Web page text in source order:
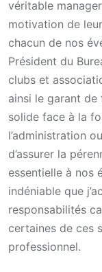
véritable
motivation de
chacun de nos
Président du
clubs et
ainsi le garant
solide face à la
l’administration
d’assurer la
essentielle à nos
indéniable que
responsabilités
certaines de ces
professionnel.